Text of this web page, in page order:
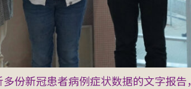
份新冠患者病例症状数据的文字报